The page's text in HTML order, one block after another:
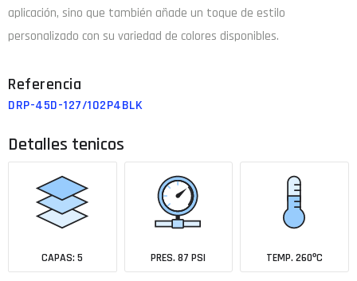
aplicación, sino que también añade un toque de estilo
personalizado con su variedad de colores disponibles.
DRP-45D-127/102P4BLK
Detalles tenicos
CAPAS: 5 PRES. 87 PSI TEMP. 260ºC